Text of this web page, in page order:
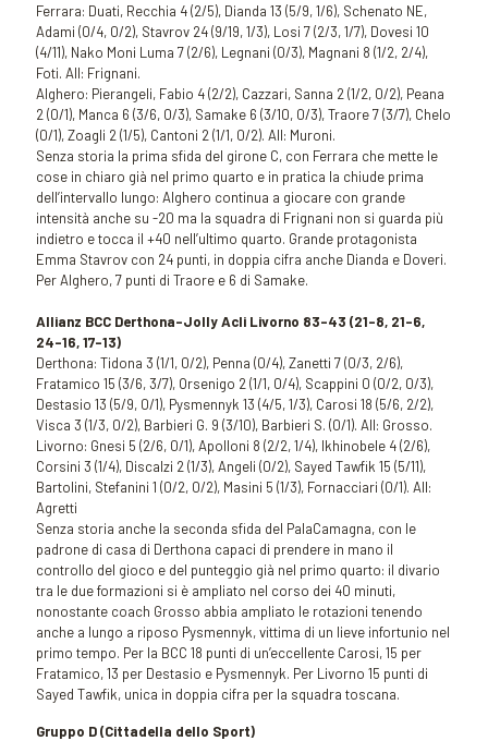
Ferrara: Duati, Recchia 4 (2/5), Dianda 13 (5/9, 1/6), Schenato NE,
Adami (0/4, 0/2), Stavrov 24 (9/19, 1/3), Losi 7 (2/3, 1/7), Dovesi 10
(4/11), Nako Moni Luma 7 (2/6), Legnani (0/3), Magnani 8 (1/2, 2/4),
Foti. All: Frignani.
Alghero: Pierangeli, Fabio 4 (2/2), Cazzari, Sanna 2 (1/2, 0/2), Peana
2 (0/1), Manca 6 (3/6, 0/3), Samake 6 (3/10, 0/3), Traore 7 (3/7), Chelo
(0/1), Zoagli 2 (1/5), Cantoni 2 (1/1, 0/2). All: Muroni.
Senza storia la prima sfida del girone C, con Ferrara che mette le
cose in chiaro già nel primo quarto e in pratica la chiude prima
dell’intervallo lungo: Alghero continua a giocare con grande
intensità anche su -20 ma la squadra di Frignani non si guarda più
indietro e tocca il +40 nell’ultimo quarto. Grande protagonista
Emma Stavrov con 24 punti, in doppia cifra anche Dianda e Doveri.
Per Alghero, 7 punti di Traore e 6 di Samake.
Allianz BCC Derthona-Jolly Acli Livorno 83-43 (21-8, 21-6,
24-16, 17-13)
Derthona: Tidona 3 (1/1, 0/2), Penna (0/4), Zanetti 7 (0/3, 2/6),
Fratamico 15 (3/6, 3/7), Orsenigo 2 (1/1, 0/4), Scappini 0 (0/2, 0/3),
Destasio 13 (5/9, 0/1), Pysmennyk 13 (4/5, 1/3), Carosi 18 (5/6, 2/2),
Visca 3 (1/3, 0/2), Barbieri G. 9 (3/10), Barbieri S. (0/1). All: Grosso.
Livorno: Gnesi 5 (2/6, 0/1), Apolloni 8 (2/2, 1/4), Ikhinobele 4 (2/6),
Corsini 3 (1/4), Discalzi 2 (1/3), Angeli (0/2), Sayed Tawfik 15 (5/11),
Bartolini, Stefanini 1 (0/2, 0/2), Masini 5 (1/3), Fornacciari (0/1). All:
Agretti
Senza storia anche la seconda sfida del PalaCamagna, con le
padrone di casa di Derthona capaci di prendere in mano il
controllo del gioco e del punteggio già nel primo quarto: il divario
tra le due formazioni si è ampliato nel corso dei 40 minuti,
nonostante coach Grosso abbia ampliato le rotazioni tenendo
anche a lungo a riposo Pysmennyk, vittima di un lieve infortunio nel
primo tempo. Per la BCC 18 punti di un’eccellente Carosi, 15 per
Fratamico, 13 per Destasio e Pysmennyk. Per Livorno 15 punti di
Sayed Tawfik, unica in doppia cifra per la squadra toscana.
Gruppo D(Cittadella dello Sport)